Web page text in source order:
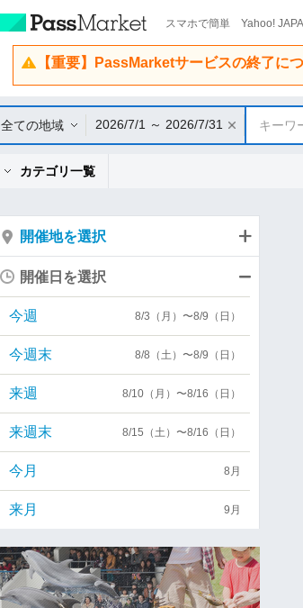
スマホで簡単 Yahoo!
【重要】PassMarketサービスの終了に
全ての地域 2026/7/1 ～ 2026/7/31 キーワ
カテゴリ一覧
開催地を選択
開催日を選択
今週 8/3（月）〜8/9（日）
今週末 8/8（土）〜8/9（日）
来週 8/10（月）〜8/16（日）
来週末 8/15（土）〜8/16（日）
今月 8月
来月 9月